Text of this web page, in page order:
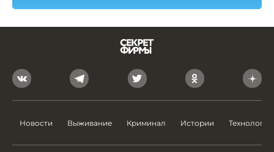
Новости Выживание Криминал Истории Технологии